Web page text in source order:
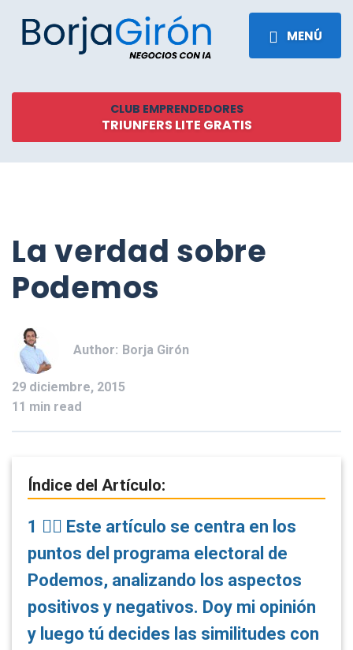
MENÚ
CLUB EMPRENDEDORES
TRIUNFERS LITE GRATIS
La verdad sobre
Podemos
Author: Borja Girón
29 diciembre, 2015
11 min read
Índice del Artículo:
1 👉🏼 Este artículo se centra en los
puntos del programa electoral de
Podemos, analizando los aspectos
positivos y negativos. Doy mi opinión
y luego tú decides las similitudes con